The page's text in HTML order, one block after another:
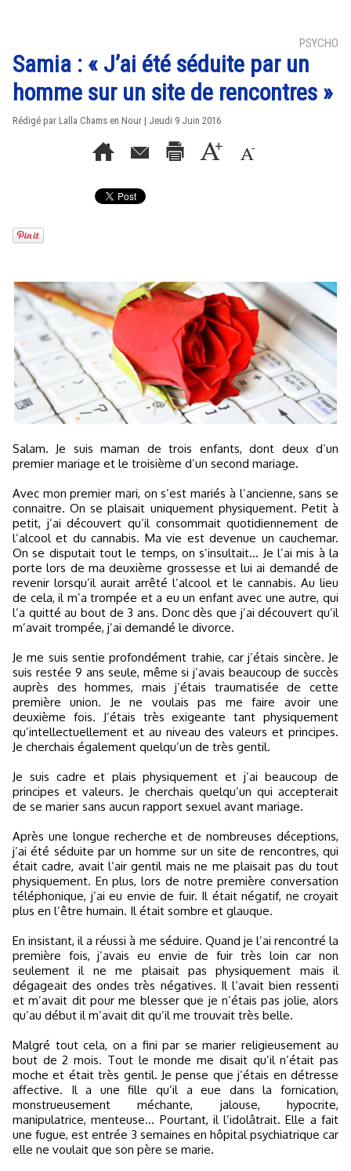
PSYCHO
Samia : « J’ai été séduite par un
homme sur un site de rencontres »
Rédigé par Lalla Chams en Nour | Jeudi 9 Juin 2016
Salam. Je suis maman de trois enfants, dont deux d’un
premier mariage et le troisième d’un second mariage.
Avec mon premier mari, on s’est mariés à l’ancienne, sans se
connaitre. On se plaisait uniquement physiquement. Petit à
petit, j’ai découvert qu’il consommait quotidiennement de
l’alcool et du cannabis. Ma vie est devenue un cauchemar.
On se disputait tout le temps, on s’insultait... Je l’ai mis à la
porte lors de ma deuxième grossesse et lui ai demandé de
revenir lorsqu’il aurait arrêté l’alcool et le cannabis. Au lieu
de cela, il m’a trompée et a eu un enfant avec une autre, qui
l’a quitté au bout de 3 ans. Donc dès que j’ai découvert qu’il
m’avait trompée, j’ai demandé le divorce.
Je me suis sentie profondément trahie, car j’étais sincère. Je
suis restée 9 ans seule, même si j’avais beaucoup de succès
auprès des hommes, mais j’étais traumatisée de cette
première union. Je ne voulais pas me faire avoir une
deuxième fois. J’étais très exigeante tant physiquement
qu’intellectuellement et au niveau des valeurs et principes.
Je cherchais également quelqu’un de très gentil.
Je suis cadre et plais physiquement et j’ai beaucoup de
principes et valeurs. Je cherchais quelqu’un qui accepterait
de se marier sans aucun rapport sexuel avant mariage.
Après une longue recherche et de nombreuses déceptions,
j’ai été séduite par un homme sur un site de rencontres, qui
était cadre, avait l’air gentil mais ne me plaisait pas du tout
physiquement. En plus, lors de notre première conversation
téléphonique, j’ai eu envie de fuir. Il était négatif, ne croyait
plus en l’être humain. Il était sombre et glauque.
En insistant, il a réussi à me séduire. Quand je l’ai rencontré la
première fois, j’avais eu envie de fuir très loin car non
seulement il ne me plaisait pas physiquement mais il
dégageait des ondes très négatives. Il l’avait bien ressenti
et m’avait dit pour me blesser que je n’étais pas jolie, alors
qu’au début il m’avait dit qu’il me trouvait très belle.
Malgré tout cela, on a fini par se marier religieusement au
bout de 2 mois. Tout le monde me disait qu’il n’était pas
moche et était très gentil. Je pense que j’étais en détresse
affective. Il a une fille qu’il a eue dans la fornication,
monstrueusement méchante, jalouse, hypocrite,
manipulatrice, menteuse... Pourtant, il l’idolâtrait. Elle a fait
une fugue, est entrée 3 semaines en hôpital psychiatrique car
elle ne voulait que son père se marie.